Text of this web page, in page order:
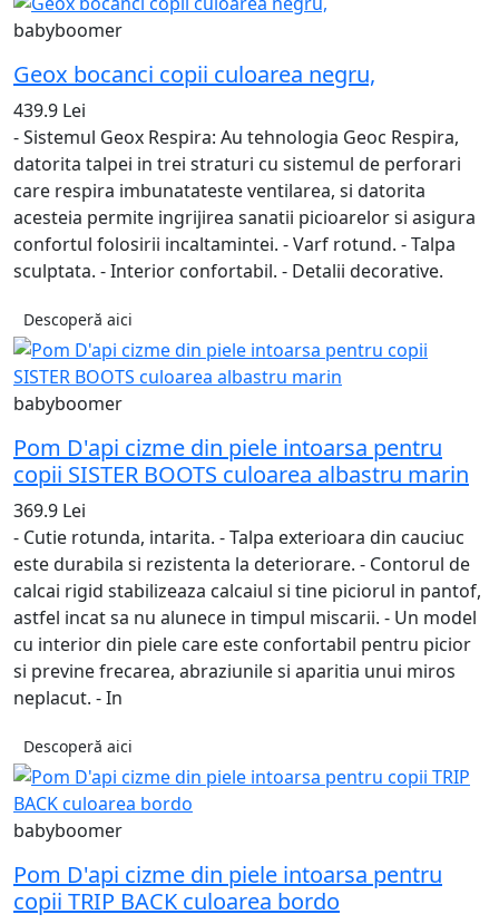
babyboomer
Geox bocanci copii culoarea negru,
439.9 Lei
- Sistemul Geox Respira: Au tehnologia Geoc Respira,
datorita talpei in trei straturi cu sistemul de perforari
care respira imbunatateste ventilarea, si datorita
acesteia permite ingrijirea sanatii picioarelor si asigura
confortul folosirii incaltamintei. - Varf rotund. - Talpa
sculptata. - Interior confortabil. - Detalii decorative.
Descoperă aici
babyboomer
Pom D'api cizme din piele intoarsa pentru
copii SISTER BOOTS culoarea albastru marin
369.9 Lei
- Cutie rotunda, intarita. - Talpa exterioara din cauciuc
este durabila si rezistenta la deteriorare. - Contorul de
calcai rigid stabilizeaza calcaiul si tine piciorul in pantof,
astfel incat sa nu alunece in timpul miscarii. - Un model
cu interior din piele care este confortabil pentru picior
si previne frecarea, abraziunile si aparitia unui miros
neplacut. - In
Descoperă aici
babyboomer
Pom D'api cizme din piele intoarsa pentru
copii TRIP BACK culoarea bordo